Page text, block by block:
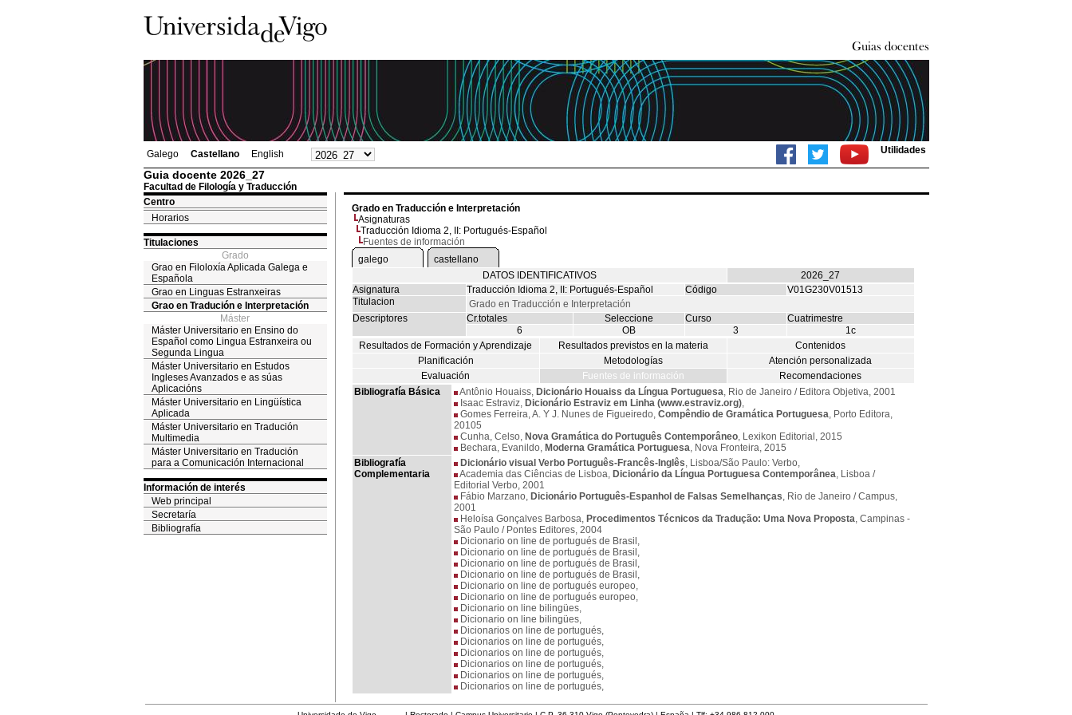
Galego Castellano English Utilidades
Guia docente 2026_27
Facultad de Filología y Traducción
Centro
Horarios
Titulaciones
Grado
Grao en Filoloxía Aplicada Galega e
Española
Grao en Linguas Estranxeiras
Grao en Tradución e Interpretación
Máster
Máster Universitario en Ensino do
Español como Lingua Estranxeira ou
Segunda Lingua
Máster Universitario en Estudos
Ingleses Avanzados e as súas
Aplicacións
Máster Universitario en Lingüística
Aplicada
Máster Universitario en Tradución
Multimedia
Máster Universitario en Tradución
para a Comunicación Internacional
Información de interés
Web principal
Secretaría
Bibliografía
Grado en Traducción e Interpretación
Asignaturas
Traducción Idioma 2, II: Portugués-Español
Fuentes de información
galego
castellano
DATOS IDENTIFICATIVOS
2026_27
Asignatura
Traducción Idioma 2, II: Portugués-Español Código
V01G230V01513
Titulacion
Grado en Traducción e Interpretación
Descriptores
Cr.totales Seleccione Curso
Cuatrimestre
6
OB 3
1c
Resultados de Formación y Aprendizaje
Resultados previstos en la materia
Contenidos
Planificación
Metodologías
Atención personalizada
Evaluación
Fuentes de información
Recomendaciones
Bibliografía Básica
Antônio Houaiss, Dicionário Houaiss da Língua Portuguesa, Rio de Janeiro / Editora Objetiva, 2001
Isaac Estraviz, Dicionário Estraviz em Linha (www.estraviz.org),
Gomes Ferreira, A. Y J. Nunes de Figueiredo, Compêndio de Gramática Portuguesa, Porto Editora,
20105
Cunha, Celso, Nova Gramática do Português Contemporâneo, Lexikon Editorial, 2015
Bechara, Evanildo, Moderna Gramática Portuguesa, Nova Fronteira, 2015
Bibliografía
Complementaria
Dicionário visual Verbo Português-Francês-Inglês, Lisboa/São Paulo: Verbo,
Academia das Ciências de Lisboa, Dicionário da Língua Portuguesa Contemporânea, Lisboa /
Editorial Verbo, 2001
Fábio Marzano, Dicionário Português-Espanhol de Falsas Semelhanças, Rio de Janeiro / Campus,
2001
Heloísa Gonçalves Barbosa, Procedimentos Técnicos da Tradução: Uma Nova Proposta, Campinas -
São Paulo / Pontes Editores, 2004
Dicionario on line de portugués de Brasil,
Dicionario on line de portugués de Brasil,
Dicionario on line de portugués de Brasil,
Dicionario on line de portugués de Brasil,
Dicionario on line de portugués europeo,
Dicionario on line de portugués europeo,
Dicionario on line bilingües,
Dicionario on line bilingües,
Dicionarios on line de portugués,
Dicionarios on line de portugués,
Dicionarios on line de portugués,
Dicionarios on line de portugués,
Dicionarios on line de portugués,
Dicionarios on line de portugués,